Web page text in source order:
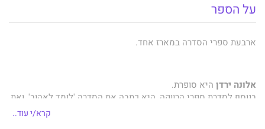
על הספר
ארבעת ספרי הסדרה במארז אחד.
אלונה ירדן היא סופרת.
בנוסף לסדרת ספרי הרווקה, היא כתבה את הסדרה 'לומד לאהוב', ואת
הספרים: זכר אלפא, עונג שבת, הקלות שבתלונה, נכתב בכוכבים,
והמדריך לגידול ילדים עם תסמונת אספרגר. כל ספריה כיכבו
קרא/י עוד..